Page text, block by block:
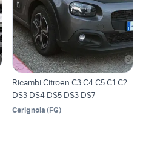
Ricambi Citroen C3 C4 C5 C1 C2
DS3 DS4 DS5 DS3 DS7
Cerignola (FG)